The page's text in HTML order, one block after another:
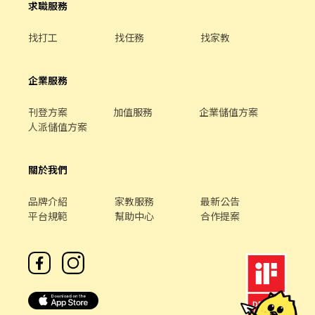
求職服務
找打工 找任務 找家教
企業服務
刊登方案 加值服務
企業儲值方案
人派儲值方案
關於我們
品牌介紹 家教服務
最新公告
平台規範
幫助中心 合作提案